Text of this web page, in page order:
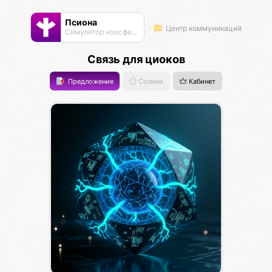
Псиона
Cимулятор ноосферы Центр коммуникаций
Связь для циоков
Предложение Солики Кабинет